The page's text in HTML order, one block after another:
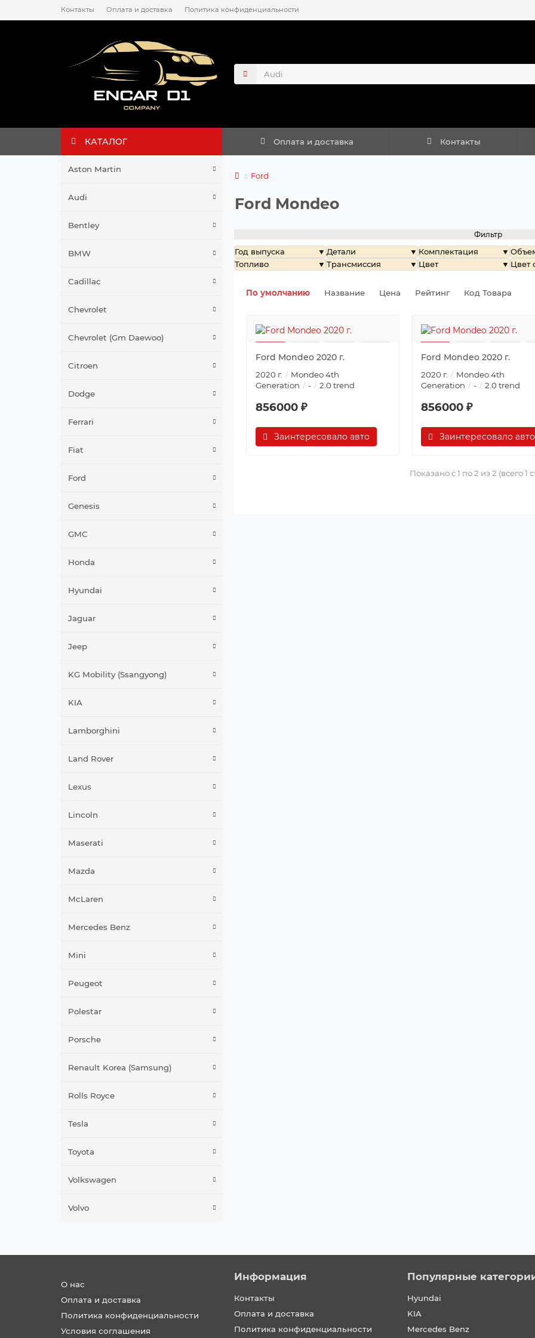
Контакты Оплата и доставка Политика конфиденциальности
КАТАЛОГ
Aston Martin
Audi
Bentley
BMW
Cadillac
Chevrolet
Chevrolet (Gm Daewoo)
Citroen
Dodge
Ferrari
Fiat
Ford
Genesis
GMC
Honda
Hyundai
Jaguar
Jeep
KG Mobility (Ssangyong)
KIA
Lamborghini
Land Rover
Lexus
Lincoln
Maserati
Mazda
McLaren
Mercedes Benz
Mini
Peugeot
Polestar
Porsche
Renault Korea (Samsung)
Rolls Royce
Tesla
Toyota
Volkswagen
Volvo
Оплата и доставка Контакты
Ford
Ford Mondeo
Фильтр
Год выпуска Детали Комплектация
Топливо
Трансмиссия Цвет Цвет
По умолчанию Название Цена Рейтинг Код Товара
Ford Mondeo 2020 г.
2020 г.
Mondeo 4th
Generation
- 2.0 trend
856000 ₽
Заинтересовало авто
Ford Mondeo 2020 г.
2020 г.
Mondeo 4th
Generation
- 2.0 trend
856000 ₽
Заинтересовало авто
Показано с 1 по 2 из 2 (всего 1
О нас
Оплата и доставка
Политика конфиденциальности
Условия соглашения
Информация
Контакты
Оплата и доставка
Политика конфиденциальности
Популярные
Hyundai
KIA
Mercedes Benz